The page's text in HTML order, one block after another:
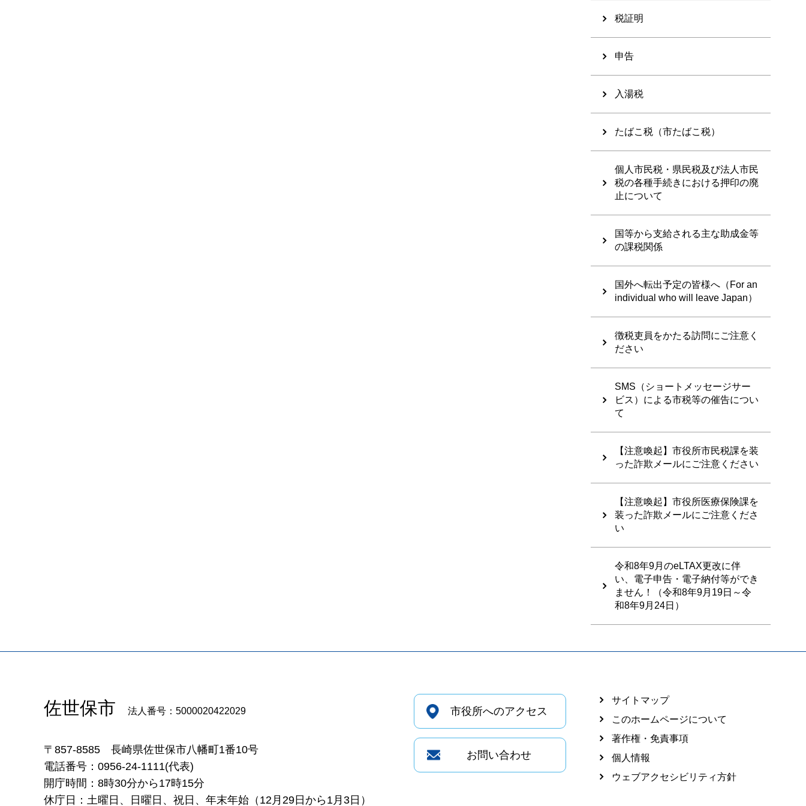
税証明
申告
入湯税
たばこ税（市たばこ税）
個人市民税・県民税及び法人市民
税の各種手続きにおける押印の廃
止について
国等から支給される主な助成金等
の課税関係
国外へ転出予定の皆様へ（For an
individual who will leave Japan）
徴税吏員をかたる訪問にご注意く
ださい
SMS（ショートメッセージサー
ビス）による市税等の催告につい
て
【注意喚起】市役所市民税課を装
った詐欺メールにご注意ください
【注意喚起】市役所医療保険課を
装った詐欺メールにご注意くださ
い
令和8年9月のeLTAX更改に伴
い、電子申告・電子納付等ができ
ません！（令和8年9月19日～令
和8年9月24日）
佐世保市 法人番号：5000020422029
〒857-8585 長崎県佐世保市八幡町1番10号
電話番号：0956-24-1111(代表)
開庁時間：8時30分から17時15分
休庁日：土曜日、日曜日、祝日、年末年始（12月29日から1月3日）
市役所へのアクセス
お問い合わせ
サイトマップ
このホームページについて
著作権・免責事項
個人情報
ウェブアクセシビリティ方針